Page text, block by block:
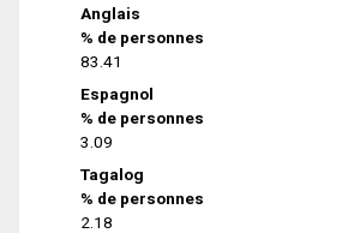
Anglais
% de personnes
83.41
Espagnol
% de personnes
3.09
Tagalog
% de personnes
2.18